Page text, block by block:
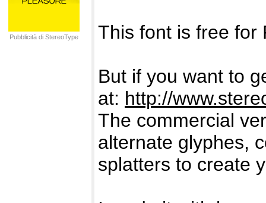
Pubblicità di StereoType This font is free for
But if you want to
at: http://
The commercial
alternate glyphes,
splatters to create